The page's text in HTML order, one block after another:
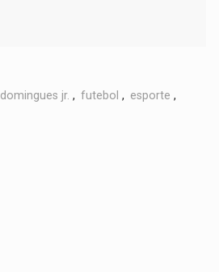
domingues jr. , futebol , esporte ,